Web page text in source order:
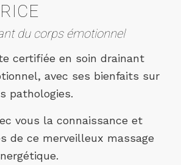
du corps émotionnel
certifiée en soin drainant
avec ses bienfaits sur
pathologies.
vous la connaissance et
de ce merveilleux massage